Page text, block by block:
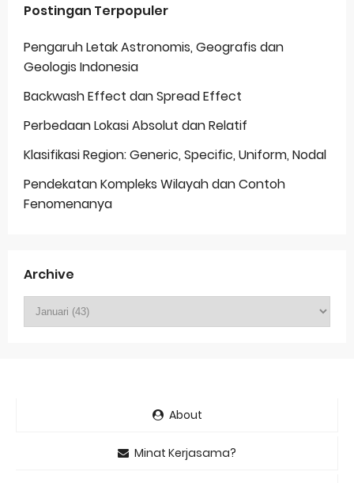
Postingan Terpopuler
Pengaruh Letak Astronomis, Geografis dan
Geologis Indonesia
Backwash Effect dan Spread Effect
Perbedaan Lokasi Absolut dan Relatif
Klasifikasi Region: Generic, Specific, Uniform, Nodal
Pendekatan Kompleks Wilayah dan Contoh
Fenomenanya
Archive
About
Minat Kerjasama?